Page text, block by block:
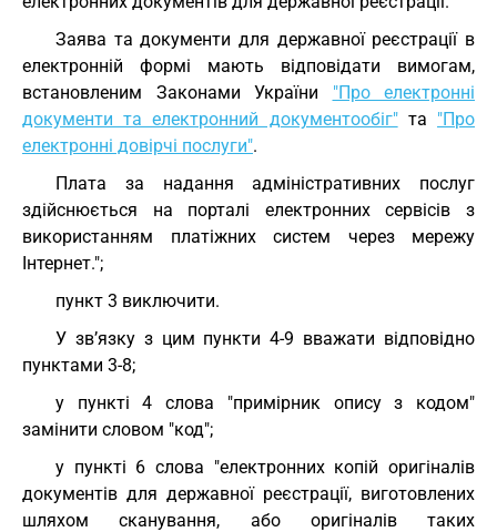
Заява та документи для державної реєстрації в
електронній формі мають відповідати вимогам,
встановленим Законами України "Про електронні
документи та електронний документообіг"та "Про
електронні довірчі послуги".
Плата за надання адміністративних послуг
здійснюється на порталі електронних сервісів з
використанням платіжних систем через мережу
Інтернет.";
пункт 3 виключити.
У зв’язку з цим пункти 4-9 вважати відповідно
пунктами 3-8;
у пункті 4 слова "примірник опису з кодом"
замінити словом "код";
у пункті 6 слова "електронних копій оригіналів
документів для державної реєстрації, виготовлених
шляхом сканування, або оригіналів таких